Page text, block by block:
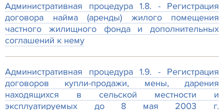
Административная процедура 1.8. - Регистрация
договора найма (аренды) жилого помещения
частного жилищного фонда и дополнительных
соглашений к нему
Административная процедура 1.9. - Регистрация
договоров купли-продажи, мены, дарения
находящихся в сельской местности и
эксплуатируемых до 8 мая 2003 г.